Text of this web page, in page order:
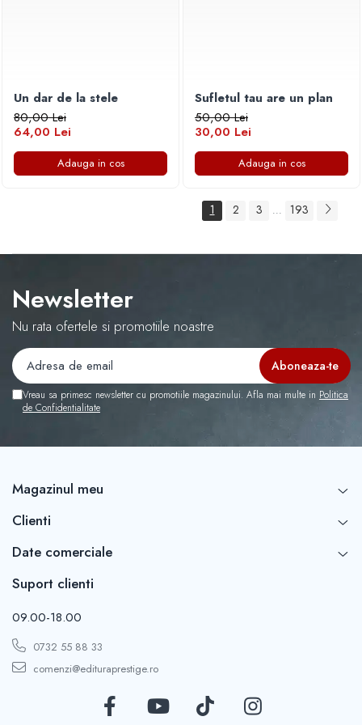
Un dar de la stele
80,00 Lei
64,00 Lei
Adauga in cos
Sufletul tau are un plan
50,00 Lei
30,00 Lei
Adauga in cos
1 2 3 ... 193
Newsletter
Nu rata ofertele si promotiile noastre
Vreau sa primesc newsletter cu promotiile magazinului. Afla mai multe in Politica
de Confidentialitate
Magazinul meu
Clienti
Date comerciale
Suport clienti
09.00-18.00
0732 55 88 33
comenzi@edituraprestige.ro